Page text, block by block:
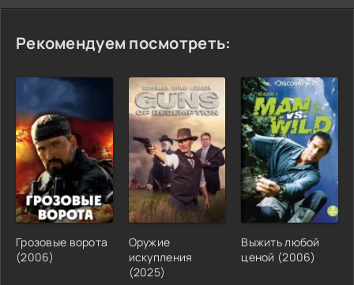
Рекомендуем посмотреть:
Грозовые ворота
(2006)
Оружие
искупления
(2025)
Выжить любой
ценой (2006)